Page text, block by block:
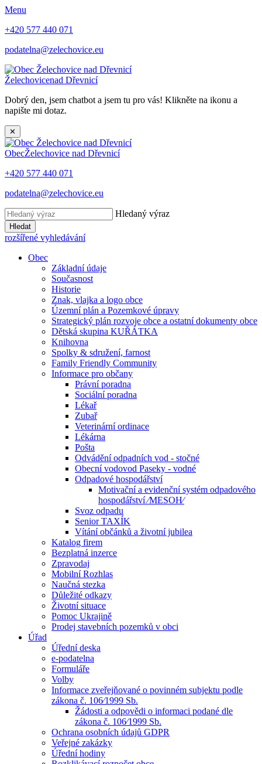
Menu
+420 577 440 071
podatelna@zelechovice.eu
Želechovicenad Dřevnicí
Dobrý den, jsem chatbot a jsem tu pro vás! Klikněte na ikonu a
napište mi dotaz.
✕
ObecŽelechovice nad Dřevnicí
+420 577 440 071
podatelna@zelechovice.eu
Hledaný výraz
Hledat
rozšířené vyhledávání
Obec
Základní údaje
Současnost
Historie
Znak, vlajka a logo obce
Územní plán a Pozemkové úpravy
Strategický plán rozvoje obce a ostatní dokumenty obce
Dětská skupina KUŘÁTKA
Knihovna
Spolky & sdružení, farnost
Family Friendly Community
Informace pro občany
Právní poradna
Sociální poradna
Lékař
Zubař
Veterinární ordinace
Lékárna
Pošta
Odvádění odpadních vod - stočné
Obecní vodovod Paseky - vodné
Odpadové hospodářství
Motivační a evidenční systém odpadového
hospodářství ⁄MESOH⁄
Svoz odpadu
Senior TAXÍK
Vítání občánků a životní jubilea
Katalog firem
Bezplatná inzerce
Zpravodaj
Mobilní Rozhlas
Naučná stezka
Důležité odkazy
Životní situace
Pomoc Ukrajině
Prodej stavebních pozemků v obci
Úřad
Úřední deska
e-podatelna
Formuláře
Volby
Informace zveřejňované o povinném subjektu podle
zákona č. 106⁄1999 Sb.
Žádosti a odpovědi o informaci podané dle
zákona č. 106⁄1999 Sb.
Ochrana osobních údajů GDPR
Veřejné zakázky
Úřední hodiny